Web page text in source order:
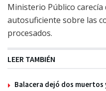
Ministerio Público
autosuficiente sobre las
procesados.
LEER TAMBIÉN
Balacera dejó dos muertos